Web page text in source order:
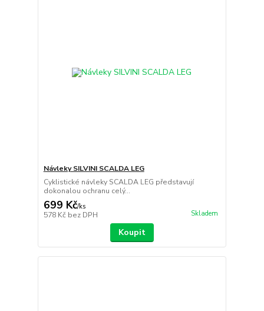
Návleky SILVINI SCALDA LEG
Cyklistické návleky SCALDA LEG představují
dokonalou ochranu celý...
699 Kč/ks
578 Kč bez DPH Skladem
Koupit